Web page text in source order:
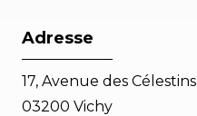
Adresse
17, Avenue des Célestins
03200 Vichy